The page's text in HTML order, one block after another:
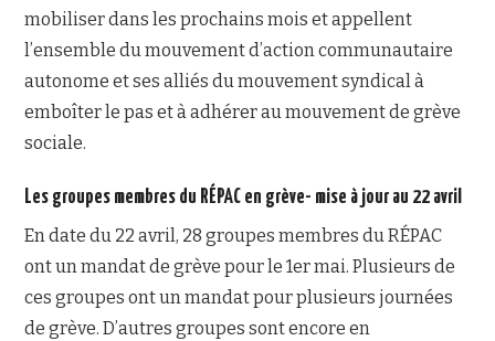
mobiliser dans les prochains mois et appellent
l’ensemble du mouvement d’action communautaire
autonome et ses alliés du mouvement syndical à
emboîter le pas et à adhérer au mouvement de grève
sociale.
Les groupes membres du RÉPAC en grève- mise à jour au 22 avril
En date du 22 avril, 28 groupes membres du RÉPAC
ont un mandat de grève pour le 1er mai. Plusieurs de
ces groupes ont un mandat pour plusieurs journées
de grève. D’autres groupes sont encore en